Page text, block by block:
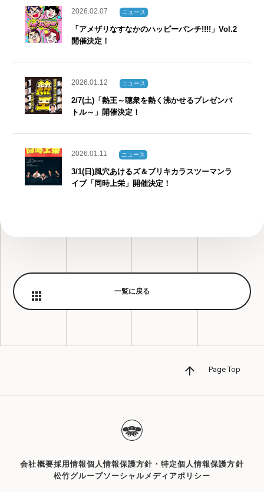
2026.02.07 ニュース
「アメザリなすなかのハッピーパンチ!!!!」Vol.2
開催決定！
2026.01.12 ニュース
2/7(土)「熱王～聴衆を熱く沸かせるプレゼンバ
トル～」開催決定！
2026.01.11 ニュース
3/1(日)風穴あけるズ＆ブリキカラスツーマンラ
イブ「同時上栄」開催決定！
ニュース
上京祝いの日」ライブ開催決定！！
ニュース
一覧に戻る
Page Top
会社概要採用情報個人情報保護方針・特定個人情報保護方針
松竹グループソーシャルメディアポリシー